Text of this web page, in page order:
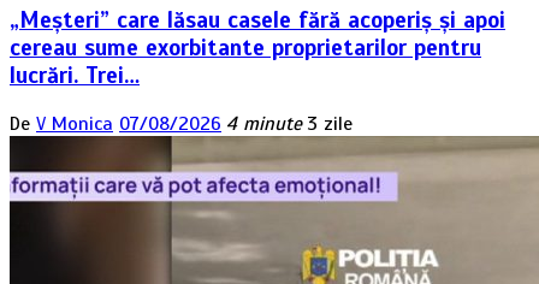
„Meșteri” care lăsau casele fără acoperiș și apoi
cereau sume exorbitante proprietarilor pentru
lucrări. Trei…
De V Monica 07/08/2026 4 minute 3 zile